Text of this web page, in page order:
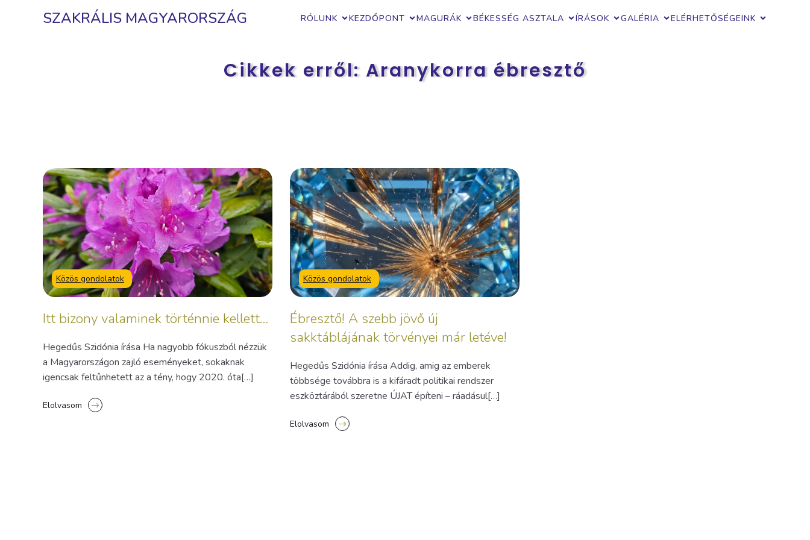
SZAKRÁLIS MAGYARORSZÁG RÓLUNK KEZDŐPONT MAGURÁK BÉKESSÉG ASZTALA ÍRÁSOK GALÉRIA ELÉRHETŐSÉGEINK
Cikkek erről: Aranykorra ébresztő
Közös gondolatok
Itt bizony valaminek történnie kellett…
Hegedűs Szidónia írása Ha nagyobb fókuszból nézzük
a Magyarországon zajló eseményeket, sokaknak
igencsak feltűnhetett az a tény, hogy 2020. óta[…]
Elolvasom
Közös gondolatok
Ébresztő! A szebb jövő új
sakktáblájának törvényei már letéve!
Hegedűs Szidónia írása Addig, amig az emberek
többsége továbbra is a kifáradt politikai rendszer
eszköztárából szeretne ÚJAT építeni – ráadásul[…]
Elolvasom